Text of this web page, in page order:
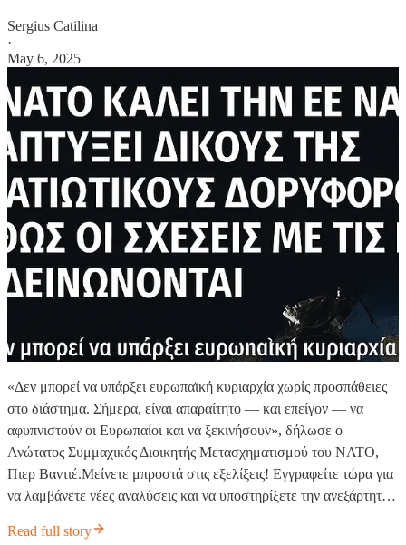
Sergius Catilina
·
May 6, 2025
«Δεν μπορεί να υπάρξει ευρωπαϊκή κυριαρχία χωρίς προσπάθειες
στο διάστημα. Σήμερα, είναι απαραίτητο — και επείγον — να
αφυπνιστούν οι Ευρωπαίοι και να ξεκινήσουν», δήλωσε ο
Ανώτατος Συμμαχικός Διοικητής Μετασχηματισμού του NATO,
Πιερ Βαντιέ.Μείνετε μπροστά στις εξελίξεις! Εγγραφείτε τώρα για
να λαμβάνετε νέες αναλύσεις και να υποστηρίξετε την ανεξάρτητ…
Read full story